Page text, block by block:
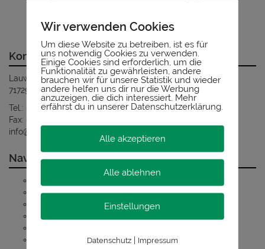
Kontaktdaten
Lauweinberstr. 39
71729 Erdmannhausen
Tel.: 07144 / 99 86 – 10
Fax: 07144 / 99 86 – 11
info@stiegler-sanitaer.de
Navigation
Heizung
Solaranlagen
Heizungsrechner
Wir verwenden Cookies
Um diese Website zu betreiben, ist es für
uns notwendig Cookies zu verwenden.
Einige Cookies sind erforderlich, um die
Funktionalität zu gewährleisten, andere
brauchen wir für unsere Statistik und wieder
andere helfen uns dir nur die Werbung
anzuzeigen, die dich interessiert. Mehr
erfährst du in unserer Datenschutzerklärung.
Alle akzeptieren
Alle ablehnen
Einstellungen
Datenschutz| Impressum